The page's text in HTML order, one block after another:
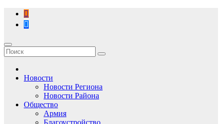
Перейти
содержимому
Новости
Новости Региона
Новости Района
Общество
Армия
Благоустройство